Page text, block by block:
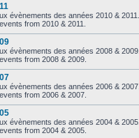
évènements des années 2010 & 2011.
from 2010 & 2011.
évènements des années 2008 & 2009.
from 2008 & 2009.
évènements des années 2006 & 2007.
from 2006 & 2007.
évènements des années 2004 & 2005.
from 2004 & 2005.